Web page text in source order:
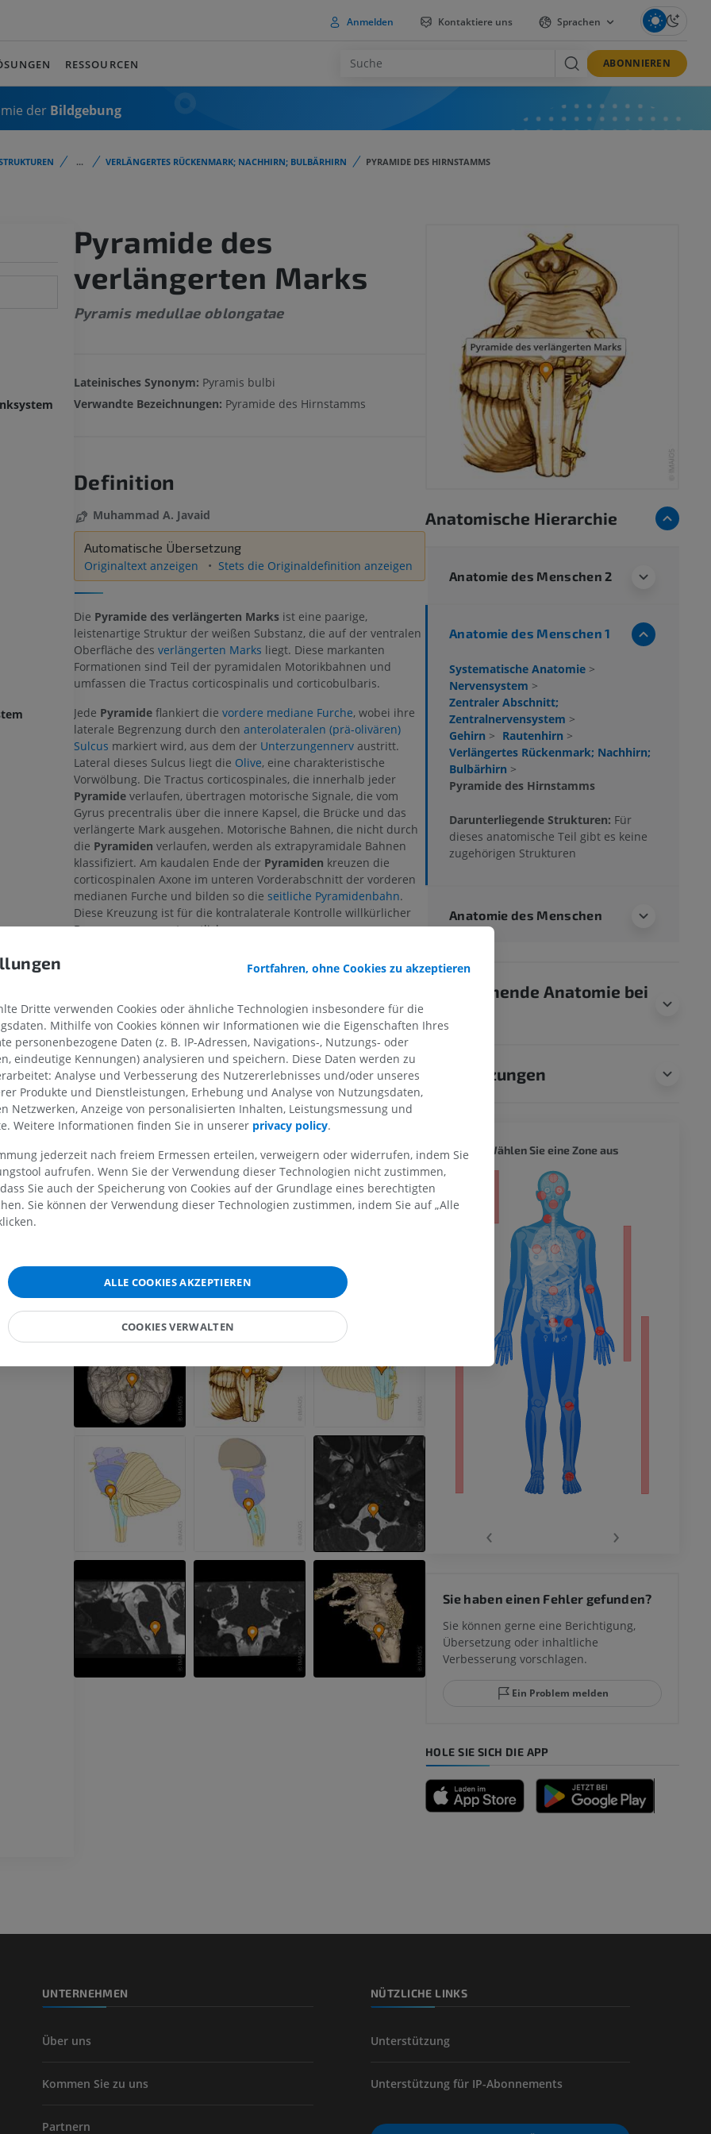
Anmelden Kontaktiere uns Sprachen
RESSOURCEN ABONNIEREN
der Bildgebung
... VERLÄNGERTES RÜCKENMARK; NACHHIRN; BULBÄRHIRN PYRAMIDE DES HIRNSTAMMS
Pyramide des
verlängerten Marks
Pyramis medullae oblongatae
Lateinisches Synonym: Pyramis bulbi
Verwandte Bezeichnungen: Pyramide des Hirnstamms
Definition
Muhammad A. Javaid
Automatische Übersetzung
Originaltext anzeigen
Stets die Originaldefinition anzeigen
Die Pyramide des verlängerten Marksist eine paarige,
leistenartige Struktur der weißen Substanz, die auf der ventralen
Oberfläche des verlängerten Marks liegt. Diese markanten
Formationen sind Teil der pyramidalen Motorikbahnen und
umfassen die Tractus corticospinalis und corticobulbaris.
Jede Pyramideflankiert die vordere mediane Furche, wobei ihre
laterale Begrenzung durch den anterolateralen (prä-olivären)
Sulcus markiert wird, aus dem der Unterzungennervaustritt.
Lateral dieses Sulcus liegt die Olive, eine charakteristische
Vorwölbung. Die Tractus corticospinales, die innerhalb jeder
Pyramideverlaufen, übertragen motorische Signale, die vom
Gyrus precentralis über die innere Kapsel, die Brücke und das
verlängerte Mark ausgehen. Motorische Bahnen, die nicht durch
die Pyramiden verlaufen, werden als extrapyramidale Bahnen
klassifiziert. Am kaudalen Ende der Pyramiden kreuzen die
corticospinalen Axone im unteren Vorderabschnitt der vorderen
medianen Furche und bilden so die seitliche Pyramidenbahn.
Diese Kreuzung ist für die kontralaterale Kontrolle willkürlicher
Bewegungen verantwortlich.
Stimmt diese Übersetzung nicht ganz? MELDEN
Referenzen
Snell, R.S. (2010). ‘Chapter 5: The Brainstem’, in Clinical Neuroanatomy. (7th
ed.) Philadelphia: Wolters Kluwer Health/Lippincott Williams & Wilkins,
pp.197-201.
Galerie
Anatomische Hierarchie
Anatomie des Menschen 2
Anatomie des Menschen 1
Systematische Anatomie >
Nervensystem >
Zentraler Abschnitt;
Zentralnervensystem >
Gehirn > Rautenhirn >
Verlängertes Rückenmark; Nachhirn;
Bulbärhirn >
Pyramide des Hirnstamms
Darunterliegende Strukturen: Für
dieses anatomische Teil gibt es keine
zugehörigen Strukturen
Anatomie des Menschen
Vergleichende Anatomie bei
Übersetzungen
OBERE GLIEDMASSE
MRT der oberen Extremität
MRT
PREMIUM
MRT des Ellenbogens
MRT
MRT der Hand
Röntgenaufnahme der
Röntgenbilder
PREMIUM
Obere Extremität
UNTERE GLIEDMASSE
Untere Extremität
Abbildungen
unteren Extremität
Röntgenbilder
KOSTENLOS
MRT
Knie-MRT
CT-Arthografie des
Kniegelenks
CT-Arthrogramm
MRT des Sprunggelenks und
des Rückfußes
CT
Arteriografie der unteren
Wählen Sie eine Zone aus
‹ ›
Sie haben einen Fehler gefunden?
Sie können gerne eine Berichtigung,
Übersetzung oder inhaltliche
Verbesserung vorschlagen.
Ein Problem melden
HOLE SIE SICH DIE APP
UNTERNEHMEN
Über uns
Kommen Sie zu uns
Partnern
NÜTZLICHE LINKS
Unterstützung
Unterstützung für IP-Abonnements
Fortfahren, ohne Cookies zu akzeptieren
Dritte verwenden Cookies oder ähnliche Technologien insbesondere für die
Mithilfe von Cookies können wir Informationen wie die Eigenschaften Ihres
personenbezogene Daten (z. B. IP-Adressen, Navigations-, Nutzungs- oder
eindeutige Kennungen) analysieren und speichern. Diese Daten werden zu
Analyse und Verbesserung des Nutzererlebnisses und/oder unseres
Produkte und Dienstleistungen, Erhebung und Analyse von Nutzungsdaten,
Netzwerken, Anzeige von personalisierten Inhalten, Leistungsmessung und
Weitere Informationen finden Sie in unserer privacy policy.
jederzeit nach freiem Ermessen erteilen, verweigern oder widerrufen, indem Sie
aufrufen. Wenn Sie der Verwendung dieser Technologien nicht zustimmen,
Sie auch der Speicherung von Cookies auf der Grundlage eines berechtigten
Sie können der Verwendung dieser Technologien zustimmen, indem Sie auf „Alle
ALLE COOKIES AKZEPTIEREN
COOKIES VERWALTEN